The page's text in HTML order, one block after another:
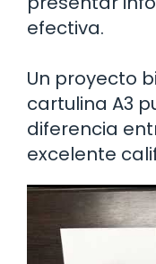
efectiva.
Un proyecto
cartulina A3
diferencia
excelente